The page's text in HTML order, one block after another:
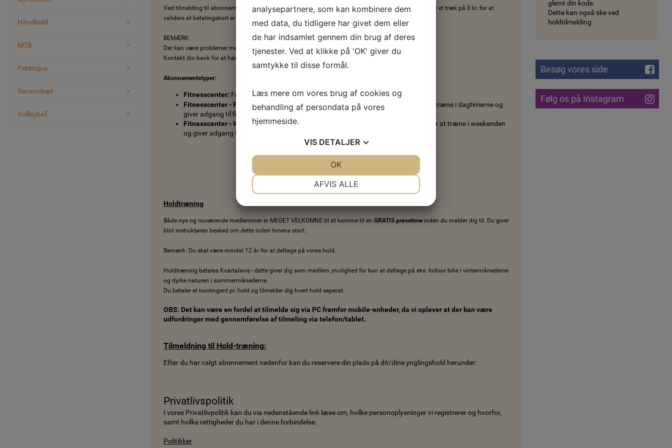
Håndbold
MTB
Petanque
Senioridræt
Volleyball
Ved tilmelding til abonnement og registrering af betalingskort på din medlemskonto, vil der blive lavet et træk på 0 kr. for at
validere at betalingskort er gyldigt.
BEMÆRK:
Der kan være problemer med kort af typen "Visa Debit" (Visa Elektron o.l.).
Kontakt din bank for at høre om dit kort er aktiveret til internet handel og abonnements betaling.
Abonnementstyper:
Fitnesscenter: Fri træning i fitnesscenterets åbningstider.
Fitnesscenter - Formiddag:Dette abonnement er forbeholdt medlemmer, der kan træne i dagtimerne og
giver adgang til fitnesscenteret på alle hverdage fra 06.00 til 13.00.
Fitnesscenter - Weekend:Dette abonnement er forbeholdt medlemmer, der ønsker at træne i weekenden
og giver adgang til fitnesscenteret fredag 17 - 23 samt lørdag og søndag 04 - 23.
Holdtræning
Både nye og nuværende medlemmer er MEGET VELKOMNE til at komme til en GRATIS prøvetime inden du melder dig til. Du giver
blot instruktøren besked om dette inden timens start.
Bemærk: Du skal være mindst 12 år for at deltage på vores hold.
Holdtræning betales Kvartalsvis - dette giver dig som medlem ,mulighed for kun at deltage på eks. Indoor bike i vintermånederne
og dyrke naturen i sommermånederne.
Du betaler et kontingent pr. hold og tilmelder dig hvert hold seperat.
OBS: Det kan være en fordel at tilmelde sig via PC fremfor mobile-enheder, da vi oplever at der kan være
udfordringer med gennemførelse af tilmeling via telefon/tablet.
Tilmeldning til Hold-træning:
Efter du har valgt abonnement nedenfor kan du reservere din plads på dit/dine ynglingshold herunder:
Privatlivspolitik
I vores Privatlivpolitik kan du via nedenstående link læse om, hvilke personoplysninger vi registrerer og hvorfor,
samt hvilke rettigheder du har i denne forbindelse.
Politikker
glemt din kode.
Dette kan også ske ved
holdtilmelding.
Besøg vores side
Følg os på Instagram
analysepartnere, som kan kombinere dem
med data, du tidligere har givet dem eller
de har indsamlet gennem din brug af deres
tjenester. Ved at klikke på 'OK' giver du
samtykke til disse formål.
Læs mere om vores brug af cookies og
behandling af persondata på vores
hjemmeside.
VIS DETALJER
AFVIS ALLE
OK